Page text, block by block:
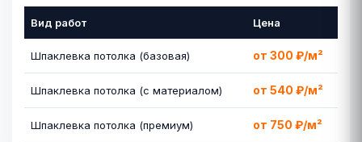
Вид работ Цена
Шпаклевка потолка (базовая) от 300 ₽/м²
Шпаклевка потолка (с материалом) от 540 ₽/м²
Шпаклевка потолка (премиум) от 750 ₽/м²